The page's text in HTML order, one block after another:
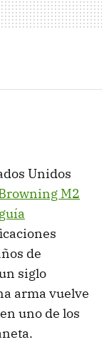
Unidos
M2
de
siglo
arma vuelve
uno de los